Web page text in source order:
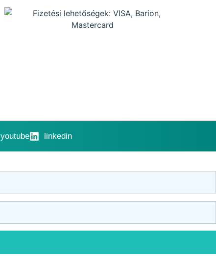
youtube linkedin